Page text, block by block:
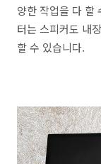
양한 작업을 다 할
터는 스피커도 내
할 수 있습니다.